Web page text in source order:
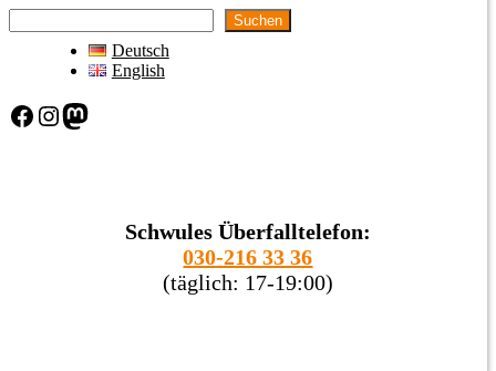
Suchen
Deutsch
English
Facebook Instagram Mastodon
Schwules Überfalltelefon:
030-216 33 36
(täglich: 17-19:00)